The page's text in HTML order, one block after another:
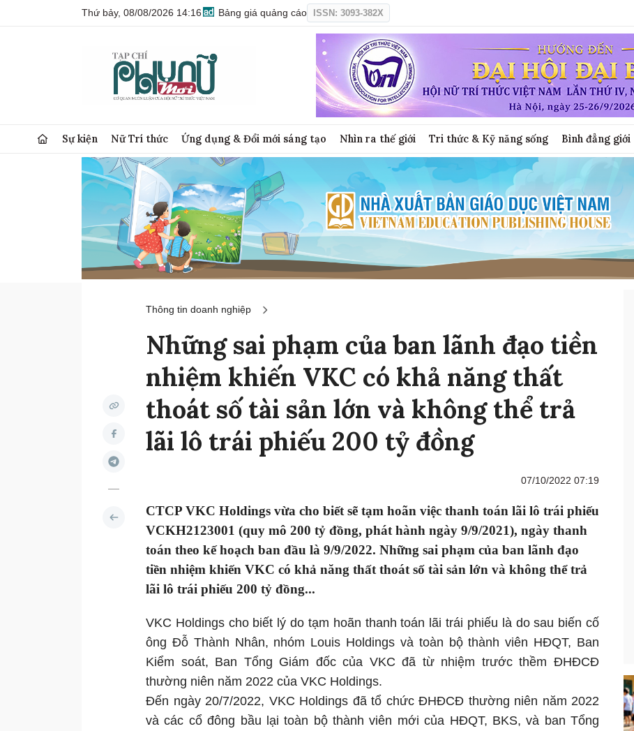
Thứ bảy, 08/08/2026 14:16 Bảng giá quảng cáo ISSN: 3093-382X
Sự kiện Nữ Trí thức Ứng dụng & Đổi mới sáng tạo Nhìn ra thế giới Tri thức & Kỹ năng sống Bình đẳng giới
Thông tin doanh nghiệp
Những sai phạm của ban lãnh đạo tiền
nhiệm khiến VKC có khả năng thất
thoát số tài sản lớn và không thể trả
lãi lô trái phiếu 200 tỷ đồng
07/10/2022 07:19
CTCP VKC Holdings vừa cho biết sẽ tạm hoãn việc thanh toán lãi lô trái phiếu
VCKH2123001 (quy mô 200 tỷ đồng, phát hành ngày 9/9/2021), ngày thanh
toán theo kế hoạch ban đầu là 9/9/2022. Những sai phạm của ban lãnh đạo
tiền nhiệm khiến VKC có khả năng thất thoát số tài sản lớn và không thể trả
lãi lô trái phiếu 200 tỷ đồng...
VKC Holdings cho biết lý do tạm hoãn thanh toán lãi trái phiếu là do sau biến cố
ông Đỗ Thành Nhân, nhóm Louis Holdings và toàn bộ thành viên HĐQT, Ban
Kiểm soát, Ban Tổng Giám đốc của VKC đã từ nhiệm trước thềm ĐHĐCĐ
thường niên năm 2022 của VKC Holdings.
Đến ngày 20/7/2022, VKC Holdings đã tổ chức ĐHĐCĐ thường niên năm 2022
và các cổ đông bầu lại toàn bộ thành viên mới của HĐQT, BKS, và ban Tổng